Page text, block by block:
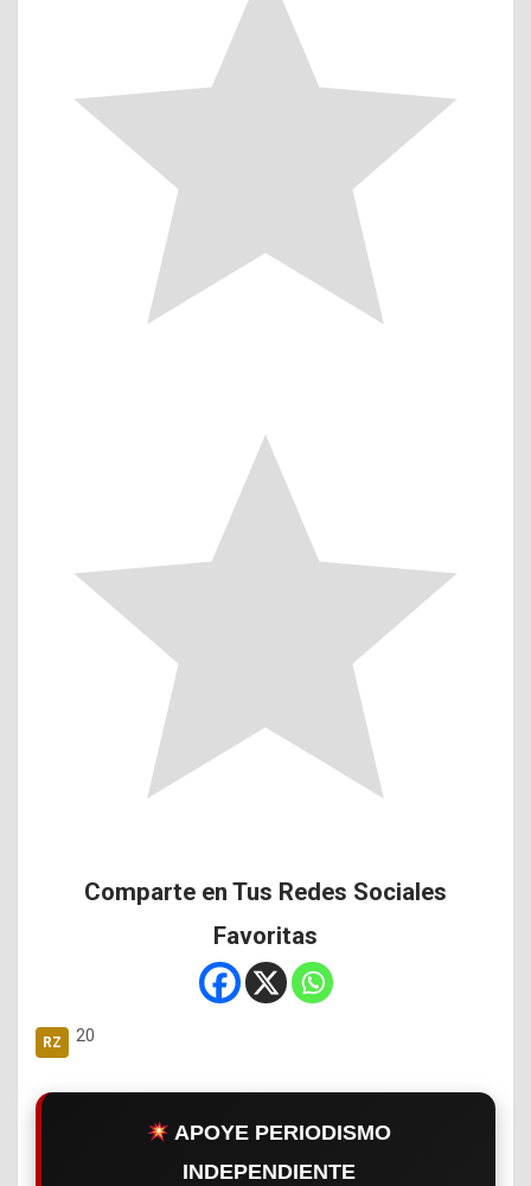
Comparte en Tus Redes Sociales
Favoritas
20
APOYE PERIODISMO
INDEPENDIENTE